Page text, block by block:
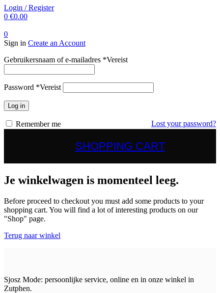
Login / Register
0 €0.00
0
Sign in Create an Account
Gebruikersnaam of e-mailadres *Vereist
Password *Vereist
Log in
Lost your password?
Remember me
SHOPPING CART
Je winkelwagen is momenteel leeg.
Before proceed to checkout you must add some products to your
shopping cart. You will find a lot of interesting products on our
"Shop" page.
Terug naar winkel
Sjosz Mode: persoonlijke service, online en in onze winkel in
Zutphen.